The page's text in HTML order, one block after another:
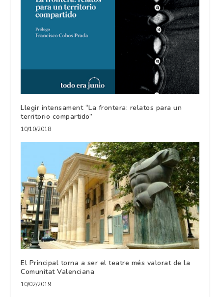
Llegir intensament “La frontera: relatos para un
territorio compartido”
10/10/2018
El Principal torna a ser el teatre més valorat de la
Comunitat Valenciana
10/02/2019